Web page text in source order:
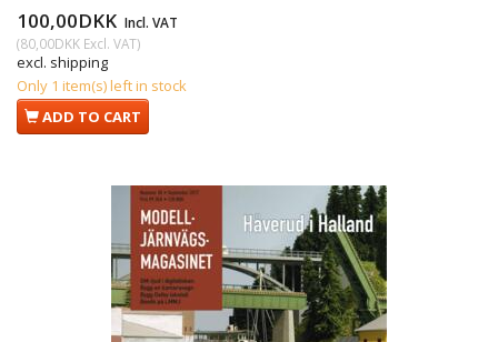
100,00DKK Incl. VAT
(80,00DKK Excl. VAT)
excl. shipping
Only 1 item(s) left in stock
ADD TO CART